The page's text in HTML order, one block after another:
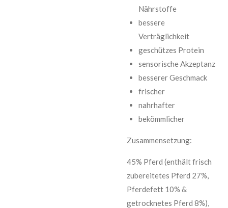
Nährstoffe
bessere
Verträglichkeit
geschützes Protein
sensorische Akzeptanz
besserer Geschmack
frischer
nahrhafter
bekömmlicher
Zusammensetzung:
45% Pferd (enthält frisch
zubereitetes Pferd 27%,
Pferdefett 10% &
getrocknetes Pferd 8%),